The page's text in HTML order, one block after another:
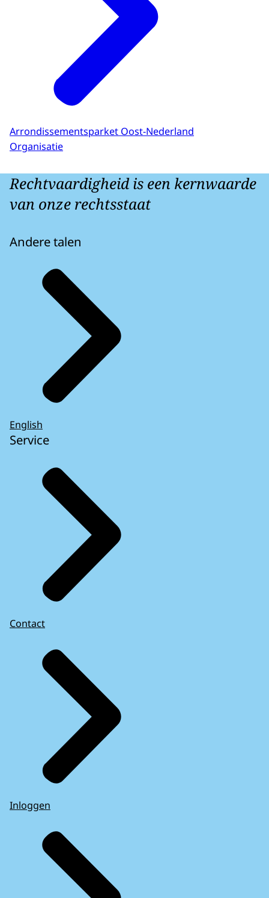
Arrondissementsparket Oost-Nederland
Organisatie
Rechtvaardigheid is een kernwaarde
van onze rechtsstaat
Andere talen
English
Service
Contact
Inloggen